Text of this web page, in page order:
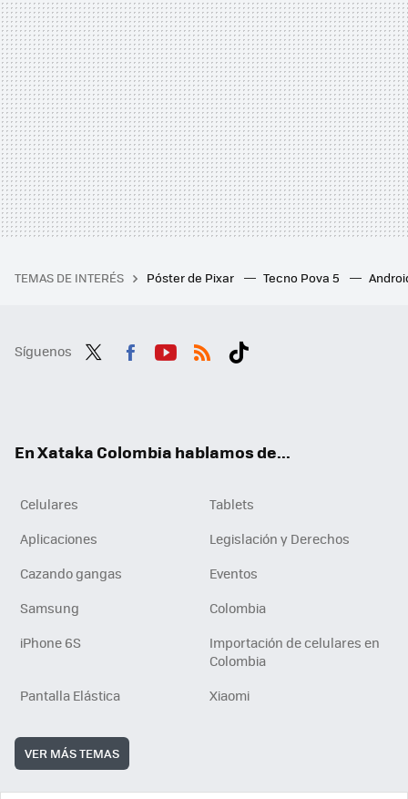
TEMAS DE INTERÉS Póster de Pixar Tecno Pova 5
Síguenos
En Xataka Colombia hablamos de...
Celulares
Tablets
Aplicaciones
Legislación y Derechos
Cazando gangas
Eventos
Samsung
Colombia
iPhone 6S
Importación de celulares en
Colombia
Pantalla Elástica
Xiaomi
VER MÁS TEMAS